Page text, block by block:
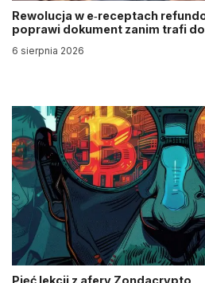
Rewolucja w e‑receptach
poprawi dokument zanim trafi
6 sierpnia 2026
Pięć lekcji z afery Zondacrypto